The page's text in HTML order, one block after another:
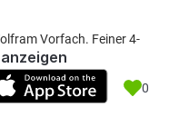
Vorfach. Feiner 4-
0